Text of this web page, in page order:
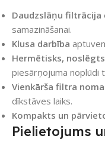
Daudzslāņu filtrācija
samazināšanai.
Klusa darbība
Hermētisks,
piesārņojuma noplūdi
Vienkārša filtra
dīkstāves laiks.
Kompakts un
Pielietojums